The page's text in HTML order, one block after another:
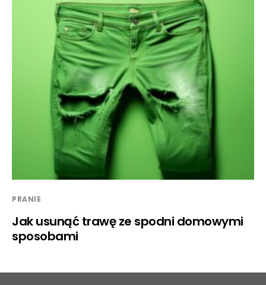
PRANIE
Jak usunąć trawę ze spodni domowymi
sposobami